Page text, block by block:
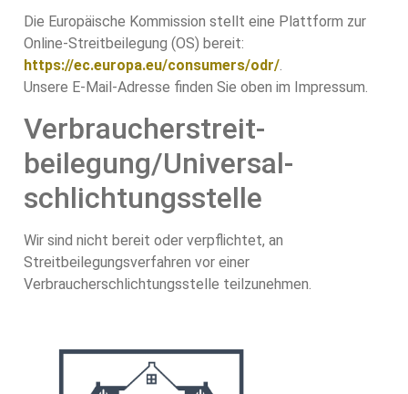
Die Europäische Kommission stellt eine Plattform zur
Online-Streitbeilegung (OS) bereit:
https://ec.europa.eu/consumers/odr/.
Unsere E-Mail-Adresse finden Sie oben im Impressum.
Verbraucher­streit­
beilegung/Universal­
schlichtungs­stelle
Wir sind nicht bereit oder verpflichtet, an
Streitbeilegungsverfahren vor einer
Verbraucherschlichtungsstelle teilzunehmen.